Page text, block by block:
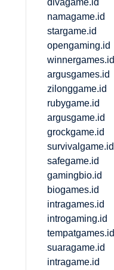
divagame.id
namagame.id
stargame.id
opengaming.id
winnergames.id
argusgames.id
zilonggame.id
rubygame.id
argusgame.id
grockgame.id
survivalgame.id
safegame.id
gamingbio.id
biogames.id
intragames.id
introgaming.id
tempatgames.id
suaragame.id
intragame.id